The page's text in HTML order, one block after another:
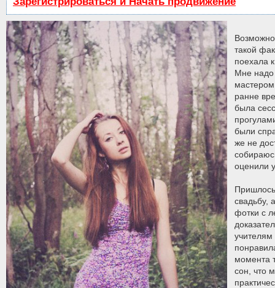
такой
поехала
Мне надо
ранне
была
были
же не
оценили
Пришлось
свадьбу,
фотки с
учителям
момента
сон, что